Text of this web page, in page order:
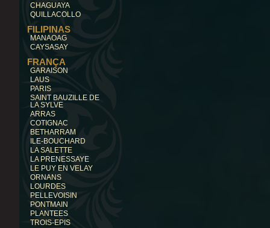
CHAGUAYA
QUILLACOLLO
FILIPINAS
MANAOAG
CAYSASAY
FRANÇA
GARAISON
LAUS
PARIS
SAINT BAUZILLE DE
LA SYLVE
ARRAS
COTIGNAC
BETHARRAM
ILE-BOUCHARD
LA SALETTE
LA PRENESSAYE
LE PUY EN VELAY
ORNANS
LOURDES
PELLEVOISIN
PONTMAIN
PLANTEES
TROIS-EPIS